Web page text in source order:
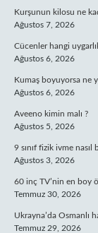
Kurşunun kilosu ne
Ağustos 7, 2026
Cücenler hangi
Ağustos 6, 2026
Kumaş boyuyorsa ne
Ağustos 6, 2026
Aveeno kimin malı ?
Ağustos 5, 2026
9 sınıf fizik ivme nasıl
Ağustos 3, 2026
60 inç TV’nin en boy
Temmuz 30, 2026
Ukrayna’da Osmanlı
Temmuz 29, 2026